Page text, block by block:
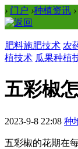
› 门户 ›种植资讯 ›
肥料施肥技术 农
植技术 瓜果种植
五彩椒
2023-9-8 22:08 种
五彩椒的花期在